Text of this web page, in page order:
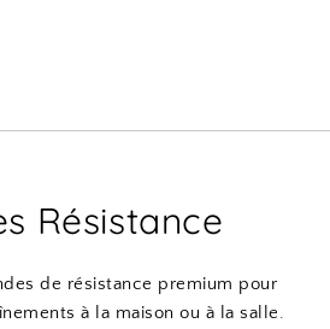
Résistance
de résistance premium pour
à la maison ou à la salle.